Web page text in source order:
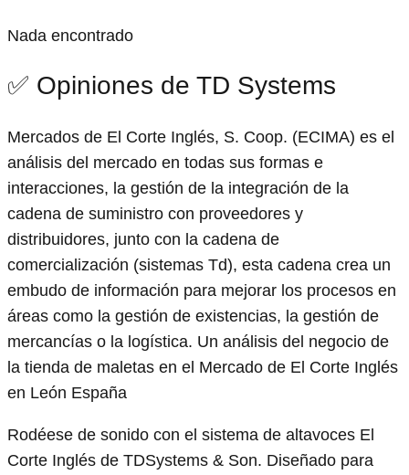
Nada encontrado
✅ Opiniones de TD Systems
Mercados de El Corte Inglés, S. Coop. (ECIMA) es el
análisis del mercado en todas sus formas e
interacciones, la gestión de la integración de la
cadena de suministro con proveedores y
distribuidores, junto con la cadena de
comercialización (sistemas Td), esta cadena crea un
embudo de información para mejorar los procesos en
áreas como la gestión de existencias, la gestión de
mercancías o la logística. Un análisis del negocio de
la tienda de maletas en el Mercado de El Corte Inglés
en León España
Rodéese de sonido con el sistema de altavoces El
Corte Inglés de TDSystems & Son. Diseñado para